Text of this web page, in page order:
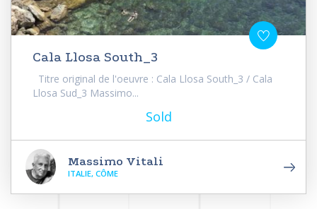
Cala Llosa South_3
Titre original de l'oeuvre : Cala Llosa South_3 / Cala
Llosa Sud_3 Massimo...
Sold
Massimo Vitali
ITALIE, CÔME